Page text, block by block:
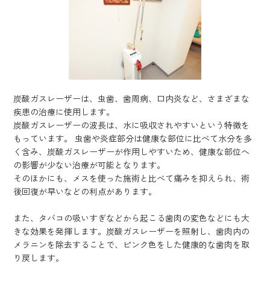
炭酸ガスレーザーは、虫歯、歯周病、口内炎など、さまざまな
疾患の治療に使用します。
炭酸ガスレーザーの波長は、水に吸収されやすいという特徴を
もっています。 虫歯や炎症部分は健康な部位に比べて水分を多
く含み、炭酸ガスレーザーが作用しやすいため、健康な部位へ
の影響が少ない治療が可能となります。
そのほかにも、メスを使った施術と比べて痛みを抑えられ、術
後回復が早いなどの利点があります。
また、タバコの吸いすぎなどから起こる歯肉の変色などにも大
きな効果を発揮します。炭酸ガスレーザーを照射し、歯肉内の
メラニンを除去することで、ピンク色をした健康的な歯肉を取
り戻します。